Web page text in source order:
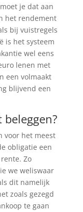
je dat aan
het rendement
bij vuistregels
is het systeem
wel eens
lenen met
een volmaakt
blijvend een
voor het meest
obligatie een
Zo
we weliswaar
dit namelijk
zoals gezegd
te gaan